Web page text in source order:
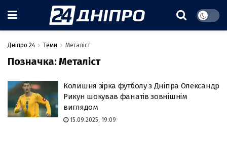
Дніпро 24 Теми Металіст
Позначка:Металіст
Колишня зірка футболу з Дніпра Олександр
Рикун шокував фанатів зовнішнім
виглядом
15.09.2025, 19:09